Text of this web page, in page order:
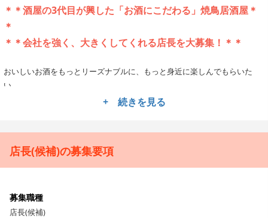
＊＊酒屋の3代目が興した「お酒にこだわる」焼鳥居酒屋＊
＊
＊＊会社を強く、大きくしてくれる店長を大募集！＊＊
おいしいお酒をもっとリーズナブルに、もっと身近に楽しんでもらいた
い。
オーナーのそんな想いから誕生した『時代屋』。
本酒を売りに「地域の方に普段使いしていただく」ための居酒屋です！
在は焼鳥居酒屋を直営で4店舗、FCで4店舗京都で運営するまでに成長して
います。
+ 続きを見る
店長(候補)の募集要項
募集職種
店長(候補)